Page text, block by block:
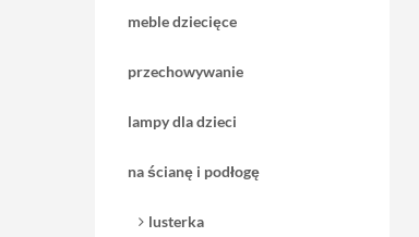
meble dziecięce
przechowywanie
lampy dla dzieci
na ścianę i podłogę
lusterka